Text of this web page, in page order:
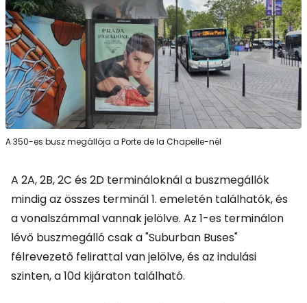
A 350-es busz megállója a Porte de la Chapelle-nél
A 2A, 2B, 2C és 2D termináloknál a buszmegállók
mindig az összes terminál 1. emeletén találhatók, és
a vonalszámmal vannak jelölve. Az 1-es terminálon
lévő buszmegálló csak a "Suburban Buses"
félrevezető felirattal van jelölve, és az indulási
szinten, a 10d kijáraton található.